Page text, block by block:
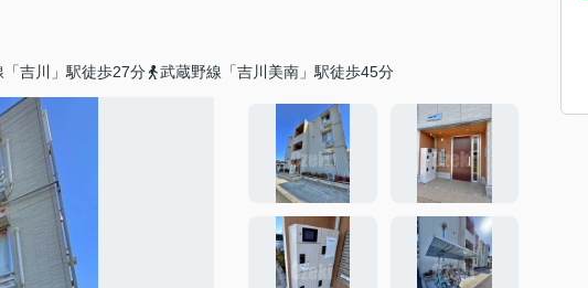
「吉川」駅徒歩27分 武蔵野線「吉川美南」駅徒歩45分